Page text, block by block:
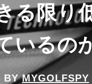
る限り
いるの
BYMYGOLFSPY